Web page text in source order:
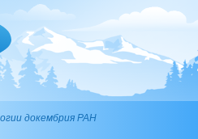
докембрия РАН